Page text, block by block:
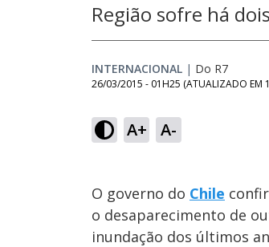
Região sofre há
INTERNACIONAL | Do R7
26/03/2015 - 01H25 (ATUALIZADO EM
A+ A-
O governo do Chile
o desaparecimento de
inundação dos últimos